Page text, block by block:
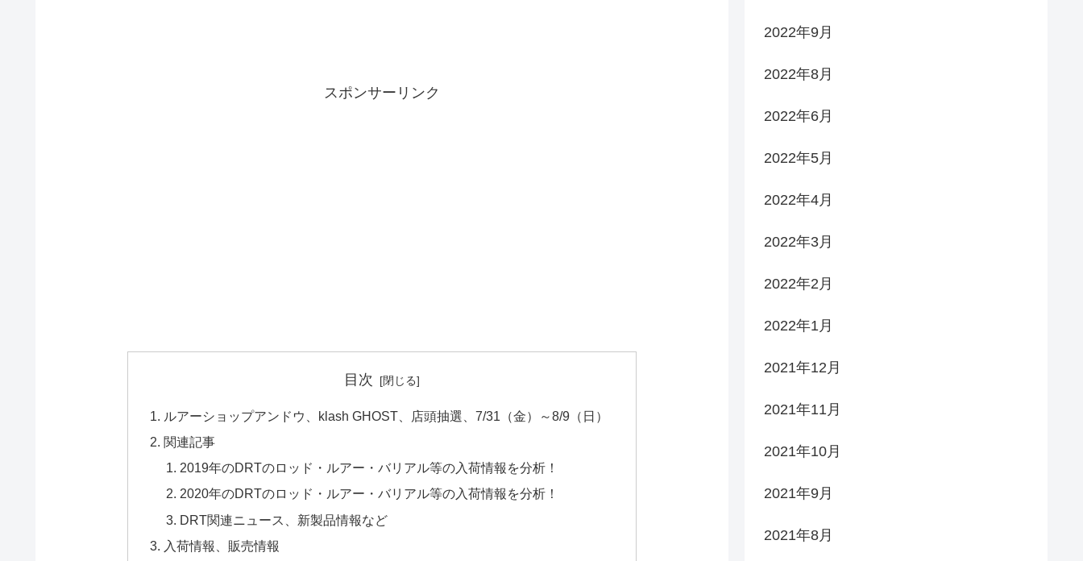
スポンサーリンク
目次
ルアーショップアンドウ、klash GHOST、店頭抽選、7/31（金）～8/9（日）
関連記事
2019年のDRTのロッド・ルアー・バリアル等の入荷情報を分析！
2020年のDRTのロッド・ルアー・バリアル等の入荷情報を分析！
DRT関連ニュース、新製品情報など
入荷情報、販売情報
2022年9月
2022年8月
2022年6月
2022年5月
2022年4月
2022年3月
2022年2月
2022年1月
2021年12月
2021年11月
2021年10月
2021年9月
2021年8月